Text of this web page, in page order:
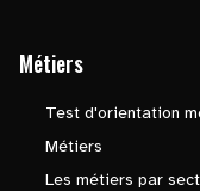
Métiers
Test d'orientation
Métiers
Les métiers par